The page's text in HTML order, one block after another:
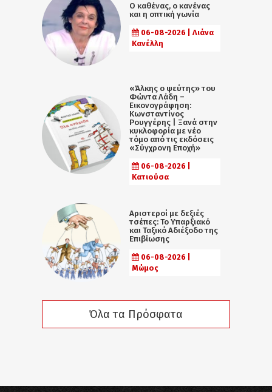
Ο καθένας, ο κανένας
και η οπτική γωνία
06-08-2026 | Λιάνα
Κανέλλη
«Άλκης ο ψεύτης» του
Φώντα Λάδη –
Εικονογράφηση:
Κωνσταντίνος
Ρουγγέρης | Ξανά στην
κυκλοφορία με νέο
τόμο από τις εκδόσεις
«Σύγχρονη Εποχή»
06-08-2026 |
Κατιούσα
Αριστεροί με δεξιές
τσέπες: Το Υπαρξιακό
και Ταξικό Αδιέξοδο της
Επιβίωσης
06-08-2026 |
Μώμος
Όλα τα Πρόσφατα